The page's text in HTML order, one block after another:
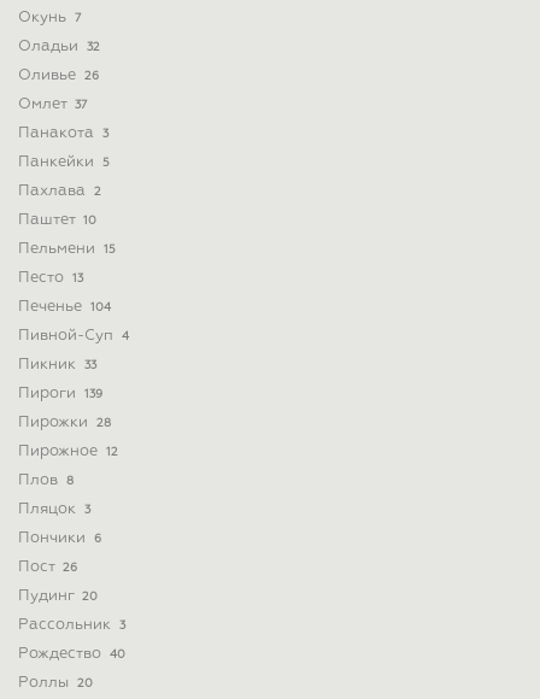
Окунь 7
Оладьи 32
Оливье 26
Омлет 37
Панакота 3
Панкейки 5
Пахлава 2
Паштет 10
Пельмени 15
Песто 13
Печенье 104
Пивной-Суп 4
Пикник 33
Пироги 139
Пирожки 28
Пирожное 12
Плов 8
Пляцок 3
Пончики 6
Пост 26
Пудинг 20
Рассольник 3
Рождество 40
Роллы 20